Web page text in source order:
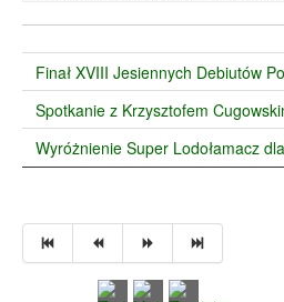
Finał XVIII Jesiennych Debiutów
Spotkanie z Krzysztofem
Wyróżnienie Super Lodołamacz